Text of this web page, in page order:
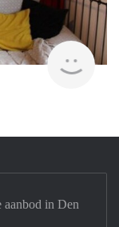
aanbod in Den